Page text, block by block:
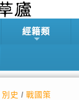
經籍類
別史 / 戰國策